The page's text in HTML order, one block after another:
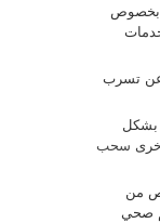
بخصوص
عن تسرب
بشكل
سحب
من
صحي